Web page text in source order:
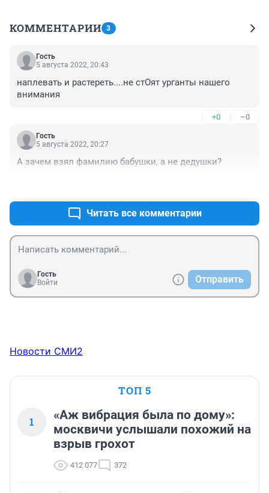
КОММЕНТАРИИ 3
Гость
5 августа 2022, 20:43
наплевать и растереть....не стОят урганты нашего
внимания
+0 –0
Гость
5 августа 2022, 20:27
А зачем взял фамилию бабушки, а не дедушки?
Читать все комментарии
Гость
Войти
Отправить
Новости СМИ2
ТОП 5
1
«Аж вибрация была по дому»:
москвичи услышали похожий на
взрыв грохот
412 077 372